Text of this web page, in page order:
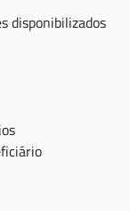
disponibilizados